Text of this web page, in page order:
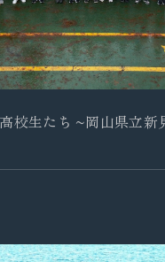
校生たち ~岡山県立新